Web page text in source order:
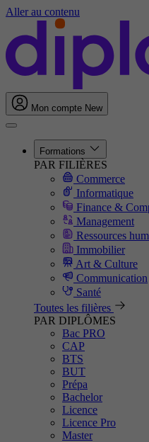
Aller au contenu
Mon compte New
Formations
PAR FILIÈRES
Commerce
Informatique
Finance &
Management
Ressources
Immobilier
Art & Culture
Communication
Santé
Toutes les filières
PAR DIPLÔMES
Bac PRO
CAP
BTS
BUT
Prépa
Bachelor
Licence
Licence Pro
Master